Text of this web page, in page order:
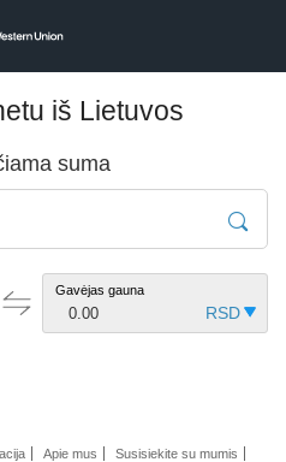
iš Lietuvos
suma
Gavėjas gauna
0.00
Apie mus
Susisiekite su mumis